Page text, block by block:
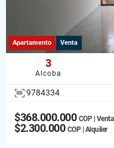
Apartamento Venta
3
Alcoba
9784334
$368.000.000 COP | Venta
$2.300.000 COP | Alquiler